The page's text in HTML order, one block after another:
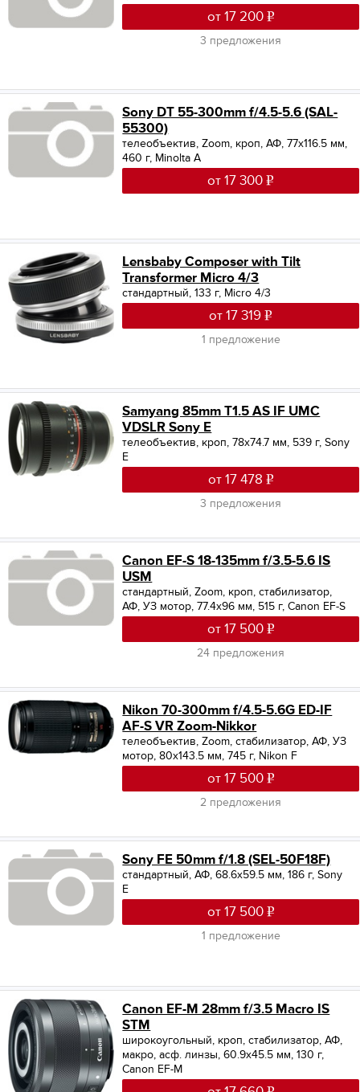
от 17 200
3 предложения
Sony DT 55-300mm f/4.5-5.6 (SAL-
55300)
телеобъектив, Zoom, кроп, АФ, 77x116.5 мм,
460 г, Minolta A
от 17 300
Lensbaby Composer with Tilt
Transformer Micro 4/3
стандартный, 133 г, Micro 4/3
от 17 319
1 предложение
Samyang 85mm T1.5 AS IF UMC
VDSLR Sony E
телеобъектив, кроп, 78x74.7 мм, 539 г, Sony
E
от 17 478
3 предложения
Canon EF-S 18-135mm f/3.5-5.6 IS
USM
стандартный, Zoom, кроп, стабилизатор,
АФ, УЗ мотор, 77.4x96 мм, 515 г, Canon EF-S
от 17 500
24 предложения
Nikon 70-300mm f/4.5-5.6G ED-IF
AF-S VR Zoom-Nikkor
телеобъектив, Zoom, стабилизатор, АФ, УЗ
мотор, 80x143.5 мм, 745 г, Nikon F
от 17 500
2 предложения
Sony FE 50mm f/1.8 (SEL-50F18F)
стандартный, АФ, 68.6x59.5 мм, 186 г, Sony
E
от 17 500
1 предложение
Canon EF-M 28mm f/3.5 Macro IS
STM
широкоугольный, кроп, стабилизатор, АФ,
макро, асф. линзы, 60.9x45.5 мм, 130 г,
Canon EF-M